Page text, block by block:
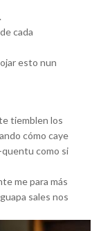
cada
esto nun
tiemblen los
cómo caye
como si
me para más
sales nos